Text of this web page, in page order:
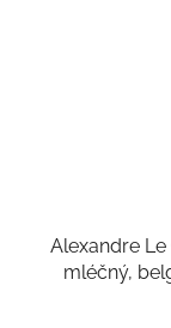
Alexandre Le
mléčný,